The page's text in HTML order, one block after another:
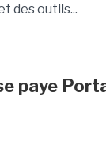
des outils...
paye